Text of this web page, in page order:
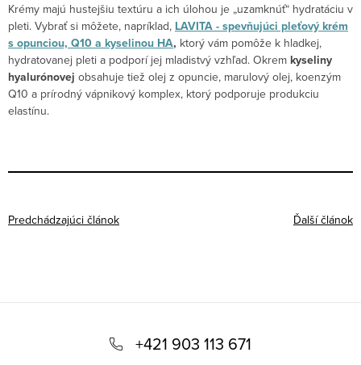
Krémy majú hustejšiu textúru a ich úlohou je „uzamknúť“ hydratáciu v
pleti. Vybrať si môžete, napríklad, LAVITA - spevňujúci pleťový krém
s opunciou, Q10 a kyselinou HA, ktorý vám pomôže k hladkej,
hydratovanej pleti a podporí jej mladistvý vzhľad. Okrem kyseliny
hyalurónovej obsahuje tiež olej z opuncie, marulový olej, koenzým
Q10 a prírodný vápnikový komplex, ktorý podporuje produkciu
elastínu.
Predchádzajúci článok Ďalší článok
+421 903 113 671